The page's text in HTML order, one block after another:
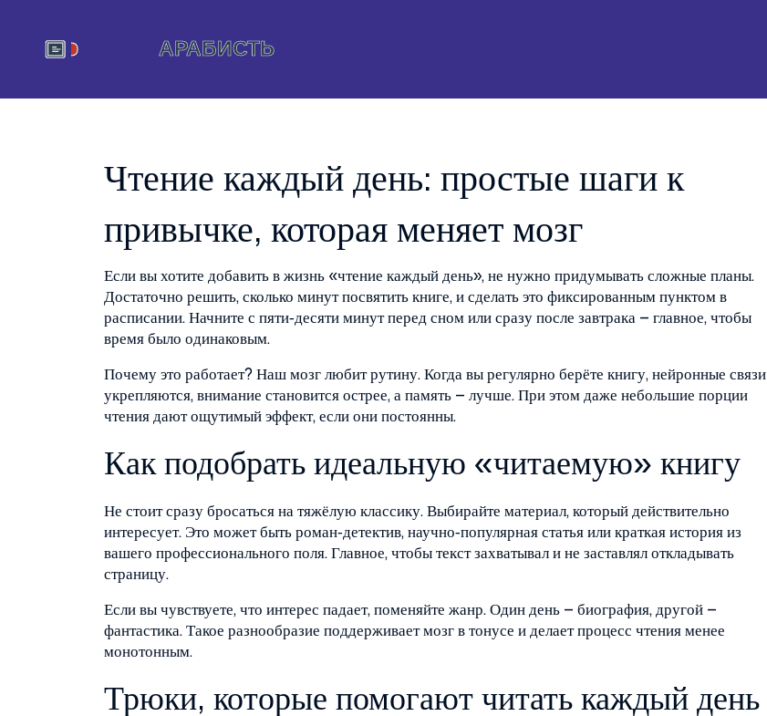
Чтение каждый день: простые шаги к
привычке, которая меняет мозг
Если вы хотите добавить в жизнь «чтение каждый день», не нужно придумывать сложные планы.
Достаточно решить, сколько минут посвятить книге, и сделать это фиксированным пунктом в
расписании. Начните с пяти‑десяти минут перед сном или сразу после завтрака – главное, чтобы
время было одинаковым.
Почему это работает? Наш мозг любит рутину. Когда вы регулярно берёте книгу, нейронные связи
укрепляются, внимание становится острее, а память – лучше. При этом даже небольшие порции
чтения дают ощутимый эффект, если они постоянны.
Как подобрать идеальную «читаемую» книгу
Не стоит сразу бросаться на тяжёлую классику. Выбирайте материал, который действительно
интересует. Это может быть роман‑детектив, научно‑популярная статья или краткая история из
вашего профессионального поля. Главное, чтобы текст захватывал и не заставлял откладывать
страницу.
Если вы чувствуете, что интерес падает, поменяйте жанр. Один день – биография, другой –
фантастика. Такое разнообразие поддерживает мозг в тонусе и делает процесс чтения менее
монотонным.
Трюки, которые помогают читать каждый день